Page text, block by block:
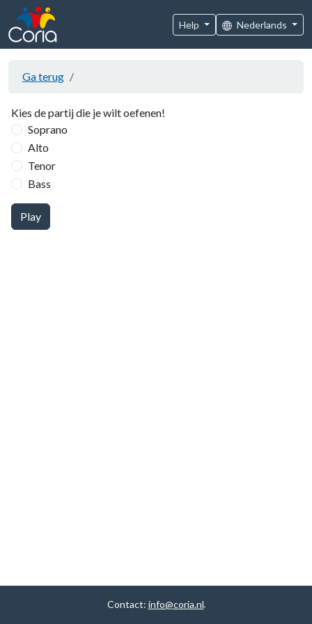
Help Nederlands
Ga terug
Kies de partij die je wilt oefenen!
Soprano
Alto
Tenor
Bass
Play
Contact: info@coria.nl.